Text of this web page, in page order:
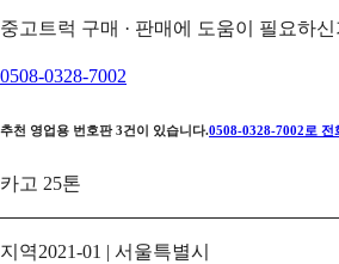
중고트럭 구매 · 판매에 도움이 필요하신
0508-0328-7002
추천 영업용 번호판 3건이 있습니다.0508-0328-7002 로 전
카고 25톤
지역2021-01 | 서울특별시